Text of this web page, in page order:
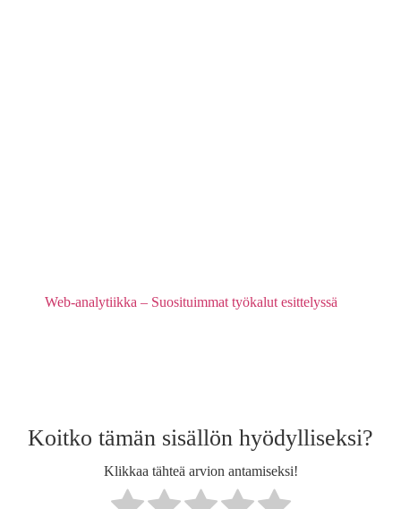
Web-analytiikka – Suosituimmat työkalut esittelyssä
Koitko tämän sisällön hyödylliseksi?
Klikkaa tähteä arvion antamiseksi!